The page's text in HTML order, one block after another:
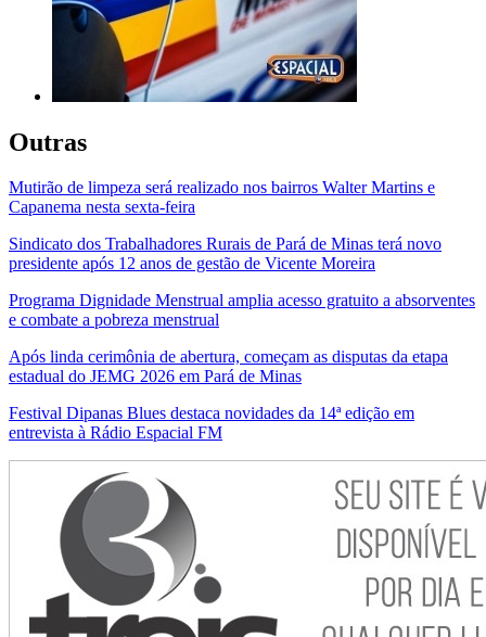
Outras
Mutirão de limpeza será realizado nos bairros Walter Martins e
Capanema nesta sexta-feira
Sindicato dos Trabalhadores Rurais de Pará de Minas terá novo
presidente após 12 anos de gestão de Vicente Moreira
Programa Dignidade Menstrual amplia acesso gratuito a absorventes
e combate a pobreza menstrual
Após linda cerimônia de abertura, começam as disputas da etapa
estadual do JEMG 2026 em Pará de Minas
Festival Dipanas Blues destaca novidades da 14ª edição em
entrevista à Rádio Espacial FM